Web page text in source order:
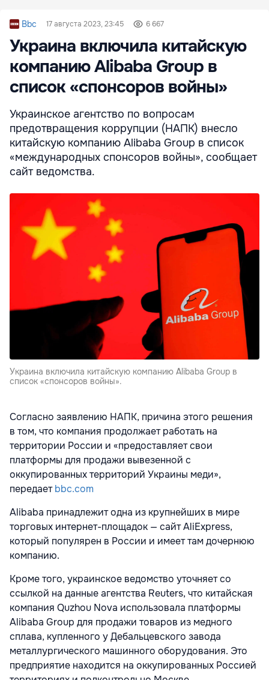
Bbc 17 августа 2023, 23:45 6 667
Украина включила китайскую
компанию Alibaba Group в
список «спонсоров войны»
Украинское агентство по вопросам
предотвращения коррупции (НАПК) внесло
китайскую компанию Alibaba Group в список
«международных спонсоров войны», сообщает
сайт ведомства.
Украина включила китайскую компанию Alibaba Group в
список «спонсоров войны».
Согласно заявлению НАПК, причина этого решения
в том, что компания продолжает работать на
территории России и «предоставляет свои
платформы для продажи вывезенной с
оккупированных территорий Украины меди»,
передаетbbc.com
Alibaba принадлежит одна из крупнейших в мире
торговых интернет-площадок — сайт AliExpress,
который популярен в России и имеет там дочернюю
компанию.
Кроме того, украинское ведомство уточняет со
ссылкой на данные агентства Reuters, что китайская
компания Quzhou Nova использовала платформы
Alibaba Group для продажи товаров из медного
сплава, купленного у Дебальцевского завода
металлургического машинного оборудования. Это
предприятие находится на оккупированных Россией